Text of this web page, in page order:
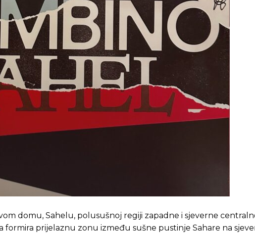
što ste odlučili da pustite Vašu priču da živi, Redakcija
što ste odlučili da pustite Vašu priču da živi, Redakcija
domu, Sahelu, polusušnoj regiji zapadne i sjeverne
formira prijelaznu zonu između sušne pustinje Sahare na